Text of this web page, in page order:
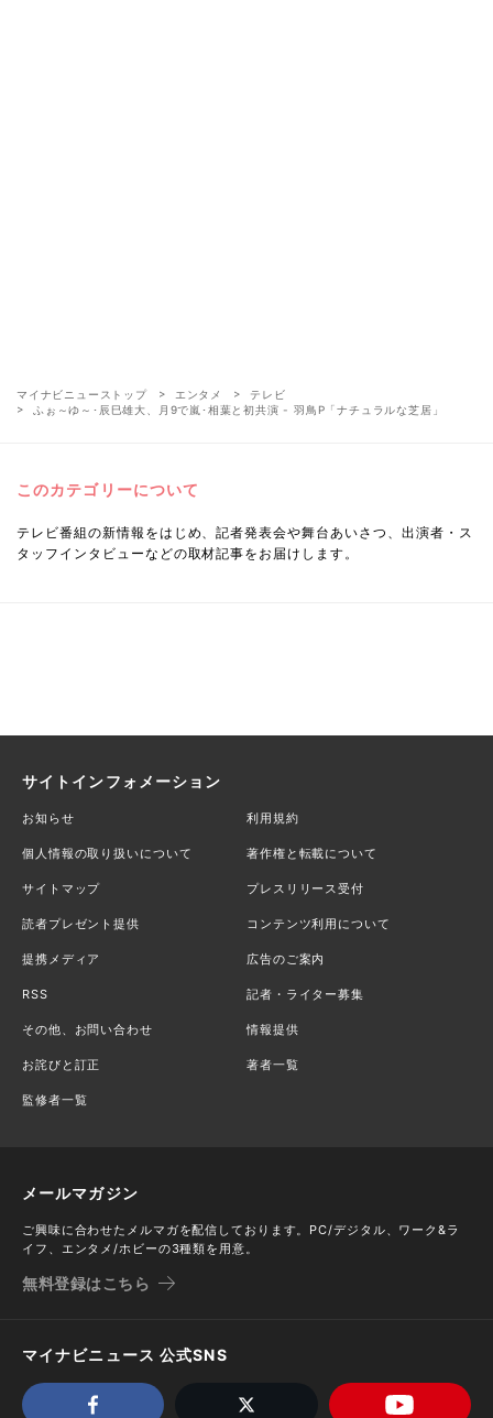
マイナビニューストップ エンタメ
テレビ
ふぉ～ゆ～･辰巳雄大、月9で嵐･相葉と初共演 - 羽鳥P「ナチュラルな芝居」
このカテゴリーについて
テレビ番組の新情報をはじめ、記者発表会や舞台あいさつ、出演者・ス
タッフインタビューなどの取材記事をお届けします。
サイトインフォメーション
お知らせ 利用規約
個人情報の取り扱いについて 著作権と転載について
サイトマップ プレスリリース受付
読者プレゼント提供 コンテンツ利用について
提携メディア 広告のご案内
RSS 記者・ライター募集
その他、お問い合わせ 情報提供
お詫びと訂正 著者一覧
監修者一覧
メールマガジン
ご興味に合わせたメルマガを配信しております。PC/デジタル、ワーク&ラ
イフ、エンタメ/ホビーの3種類を用意。
無料登録はこちら
マイナビニュース 公式SNS